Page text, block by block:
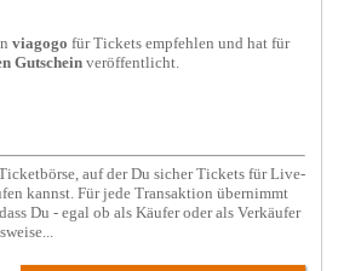
viagogo fürTickets empfehlen und hat für
Gutschein veröffentlicht.
auf der Du sicher Tickets für Live-
kannst. Für jede Transaktion übernimmt
Du - egal ob als Käufer oder als Verkäufer